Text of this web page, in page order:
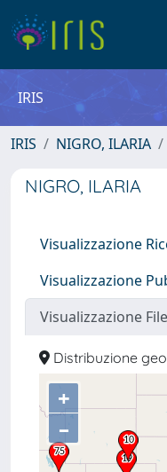
IRIS
IRIS NIGRO, ILARIA
NIGRO, ILARIA
Visualizzazione
Visualizzazione
Visualizzazione File
Distribuzione
+
–